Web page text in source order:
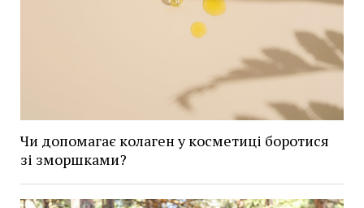
Чи допомагає колаген у косметиці боротися
зі зморшками?